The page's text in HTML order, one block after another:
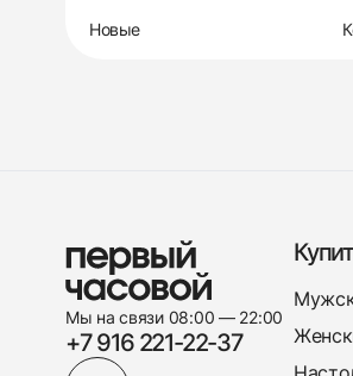
Новые
Мы на связи 08:00 — 22:00
+7 916 221-22-37